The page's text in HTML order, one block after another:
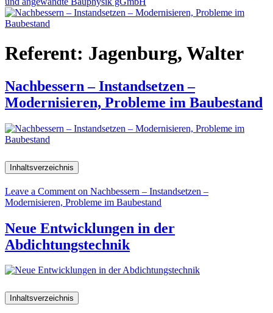
AIBau – Aachener Institut für Bauschadensforschung und
Referent: Jagenburg, Walter
Nachbessern – Instandsetzen –
Modernisieren, Probleme im Baubestand
Inhaltsverzeichnis
Leave a Comment on Nachbessern – Instandsetzen –
Modernisieren, Probleme im Baubestand
Neue Entwicklungen in der
Abdichtungstechnik
Inhaltsverzeichnis